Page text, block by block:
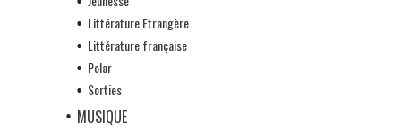
Littérature Etrangère
Littérature française
Polar
Sorties
MUSIQUE